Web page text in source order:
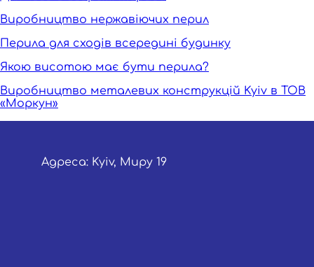
Виробництво нержавіючих перил
Перила для сходів всередині будинку
Якою висотою має бути перила?
Виробництво металевих конструкцій Kyiv в ТОВ
«Моркун»
Адреса: Kyiv, Миру 19